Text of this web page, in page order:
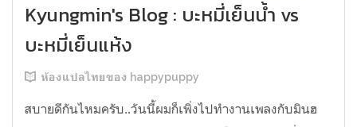
Kyungmin's Blog : บะหมี่เย็นน้ำ vs
บะหมี่เย็นแห้ง
ห้องแปลไทยของ happypuppy
สบายดีกันไหมครับ..วันนี้ผมก็เพิ่งไปทำงานเพลงกับมินฮ